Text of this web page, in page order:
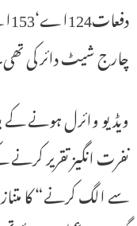
چارج شیٹ دائر کی
ویڈیو وائرل ہونے کے
نفرت انگیز تقریر
سے الگ کرنے“ کا